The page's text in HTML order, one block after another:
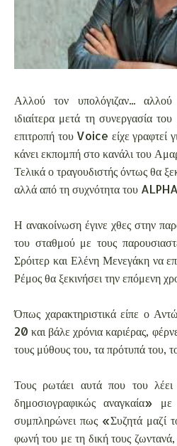
Αλλού τον υπολόγιζαν...
ιδιαίτερα μετά τη συνεργασία
επιτροπή του Voice είχε γραφτεί
κάνει εκπομπή στο κανάλι του
Τελικά ο τραγουδιστής όντως θα
αλλά από τη συχνότητα του
Η ανακοίνωση έγινε χθες στην
του σταθμού με τους
Σρόιτερ και Ελένη Μενεγάκη να
Ρέμος θα ξεκινήσει την επόμενη
Όπως χαρακτηριστικά είπε ο
20 και βάλε χρόνια καριέρας,
τους μύθους του, τα πρότυπά του,
Τους ρωτάει αυτά που του
δημοσιογραφικώς αναγκαία»
συμπληρώνει πως «Συζητά μαζί
φωνή του με τη δική τους